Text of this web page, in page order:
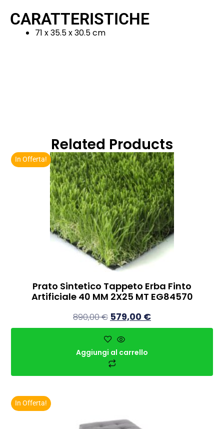
CARATTERISTICHE
71 x 35.5 x 30.5 cm
Related Products
In Offerta!
Prato Sintetico Tappeto Erba Finto
Artificiale 40 MM 2X25 MT EG84570
890,00€ 579,00 €
Aggiungi al carrello
In Offerta!